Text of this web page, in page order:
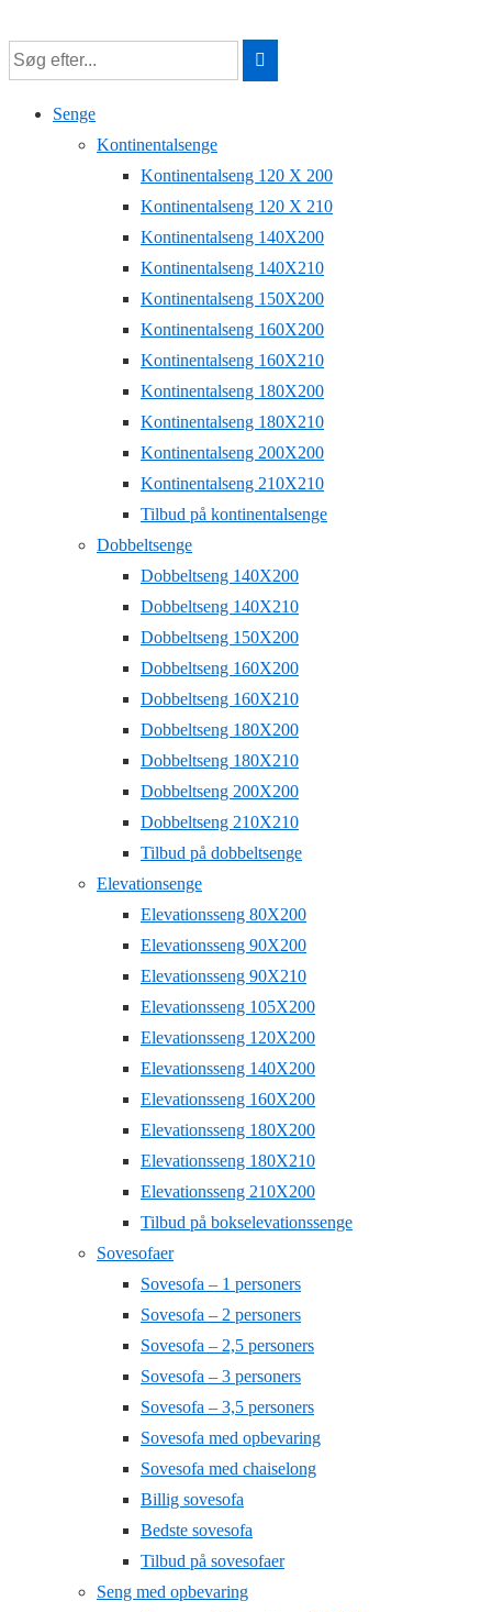
Hop
til
hovedindhold
Senge
Kontinentalsenge
Kontinentalseng 120 X 200
Kontinentalseng 120 X 210
Kontinentalseng 140X200
Kontinentalseng 140X210
Kontinentalseng 150X200
Kontinentalseng 160X200
Kontinentalseng 160X210
Kontinentalseng 180X200
Kontinentalseng 180X210
Kontinentalseng 200X200
Kontinentalseng 210X210
Tilbud på kontinentalsenge
Dobbeltsenge
Dobbeltseng 140X200
Dobbeltseng 140X210
Dobbeltseng 150X200
Dobbeltseng 160X200
Dobbeltseng 160X210
Dobbeltseng 180X200
Dobbeltseng 180X210
Dobbeltseng 200X200
Dobbeltseng 210X210
Tilbud på dobbeltsenge
Elevationsenge
Elevationsseng 80X200
Elevationsseng 90X200
Elevationsseng 90X210
Elevationsseng 105X200
Elevationsseng 120X200
Elevationsseng 140X200
Elevationsseng 160X200
Elevationsseng 180X200
Elevationsseng 180X210
Elevationsseng 210X200
Tilbud på bokselevationssenge
Sovesofaer
Sovesofa – 1 personers
Sovesofa – 2 personers
Sovesofa – 2,5 personers
Sovesofa – 3 personers
Sovesofa – 3,5 personers
Sovesofa med opbevaring
Sovesofa med chaiselong
Billig sovesofa
Bedste sovesofa
Tilbud på sovesofaer
Seng med opbevaring